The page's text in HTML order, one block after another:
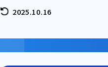
2025.10.16